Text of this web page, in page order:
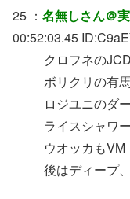
25 ： 名無しさん＠
00:52:03.45
クロフネのJCD
ボリクリの有
ロジユニのダ
ライスシャワ
ウオッカもVM
後はディープ